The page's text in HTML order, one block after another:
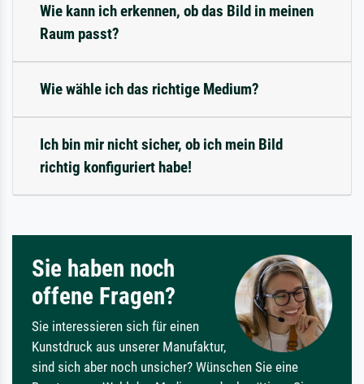
Wie kann ich erkennen, ob das Bild in meinen
Raum passt?
Wie wähle ich das richtige Medium?
Ich bin mir nicht sicher, ob ich mein Bild
richtig konfiguriert habe!
Sie haben noch
offene Fragen?
Sie interessieren sich für einen
Kunstdruck aus unserer Manufaktur,
sind sich aber noch unsicher? Wünschen Sie eine